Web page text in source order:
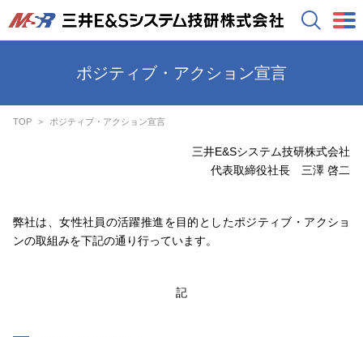
ポジティブ・アクション宣言
TOP ポジティブ・アクション宣言
三井E&Sシステム技研株式会社
代表取締役社長 三澤 啓二
弊社は、女性社員の活躍推進を目的としたポジティブ・アクショ
ンの取組みを下記の通り行っています。
記